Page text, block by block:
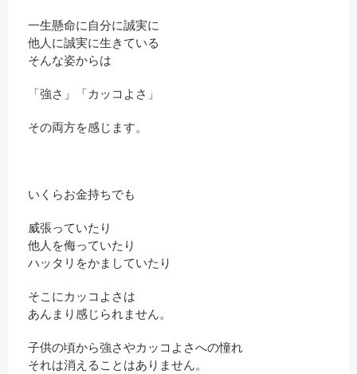
一生懸命に自分に誠実に
他人に誠実に生きている
そんな姿からは
「強さ」「カッコよさ」
その両方を感じます。
いくらお金持ちでも
威張っていたり
他人を侮っていたり
ハッタリをかましていたり
そこにカッコよさは
あんまり感じられません。
子供の頃から強さやカッコよさへの憧れ
それは消えることはありません。